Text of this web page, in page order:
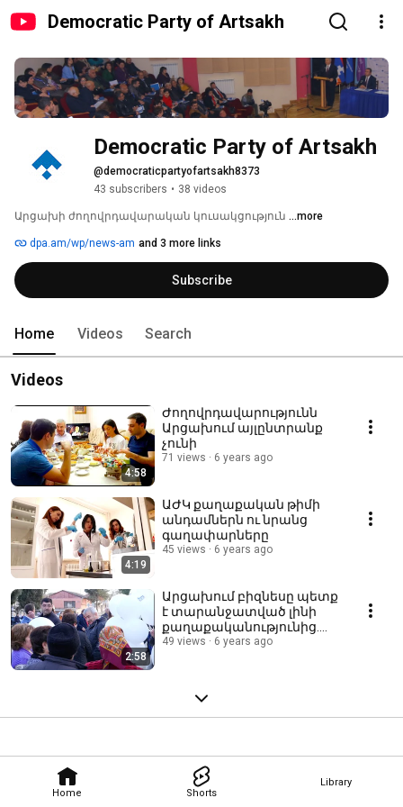
Democratic Party of Artsakh
Home Shorts
Library
Democratic Party of Artsakh
@democraticpartyofartsakh8373
43 subscribers • 38 videos
Արցախի ժողովրդավարական կուսակցություն ...more
dpa.am/wp/news-am and 3 more links
Subscribe
Home Videos Search
Videos
4:58
Ժողովրդավարությունն
Արցախում այլընտրանք
չունի
71 views 6 years ago
4:19
ԱԺԿ քաղաքական թիմի
անդամներն ու նրանց
գաղափարները
45 views 6 years ago
2:58
Արցախում բիզնեսը պետք
է տարանջատված լինի
քաղաքականությունից.
Աշոտ Ղուլյան
49 views 6 years ago